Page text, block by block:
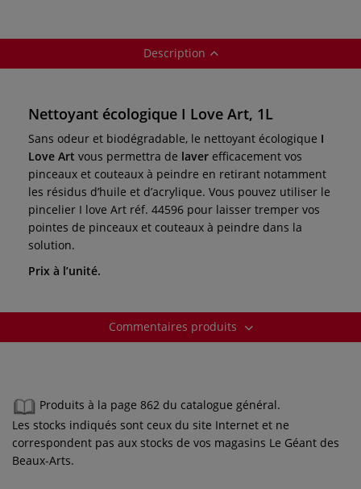
Description
Nettoyant écologique I Love Art, 1L
Sans odeur et biodégradable, le nettoyant écologique I
Love Art vous permettra de laver efficacement vos
pinceaux et couteaux à peindre en retirant notamment
les résidus d’huile et d’acrylique. Vous pouvez utiliser le
pincelier I love Art réf. 44596 pour laisser tremper vos
pointes de pinceaux et couteaux à peindre dans la
solution.
Prix à l’unité.
Commentaires produits
Produits à la page 862 du catalogue général.
Les stocks indiqués sont ceux du site Internet et ne
correspondent pas aux stocks de vos magasins Le Géant des
Beaux-Arts.